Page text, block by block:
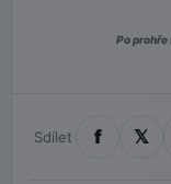
Po
Sdílet f 𝕏